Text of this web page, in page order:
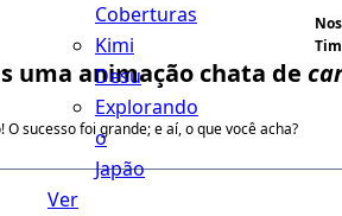
Coberturas
Kimi
Desu
Explorando
o
Japão
Ver
uma animação chata de
O sucesso foi grande; e aí, o que você acha?